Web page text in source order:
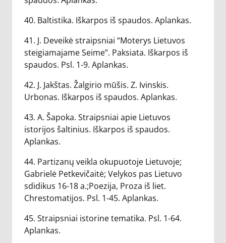
40. Baltistika. Iškarpos iš spaudos. Aplankas.
41. J. Deveikė straipsniai “Moterys Lietuvos
steigiamajame Seime”. Paksiata. Iškarpos iš
spaudos. Psl. 1-9. Aplankas.
42. J. Jakštas. Žalgirio mūšis. Z. Ivinskis.
Urbonas. Iškarpos iš spaudos. Aplankas.
43. A. Šapoka. Straipsniai apie Lietuvos
istorijos šaltinius. Iškarpos iš spaudos.
Aplankas.
44. Partizanų veikla okupuotoje Lietuvoje;
Gabrielė Petkevičaitė; Velykos pas Lietuvo
sdidikus 16-18 a.;Poezija, Proza iš liet.
Chrestomatijos. Psl. 1-45. Aplankas.
45. Straipsniai istorine tematika. Psl. 1-64.
Aplankas.